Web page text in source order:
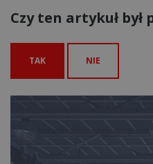
Czy ten artykuł był
TAK NIE